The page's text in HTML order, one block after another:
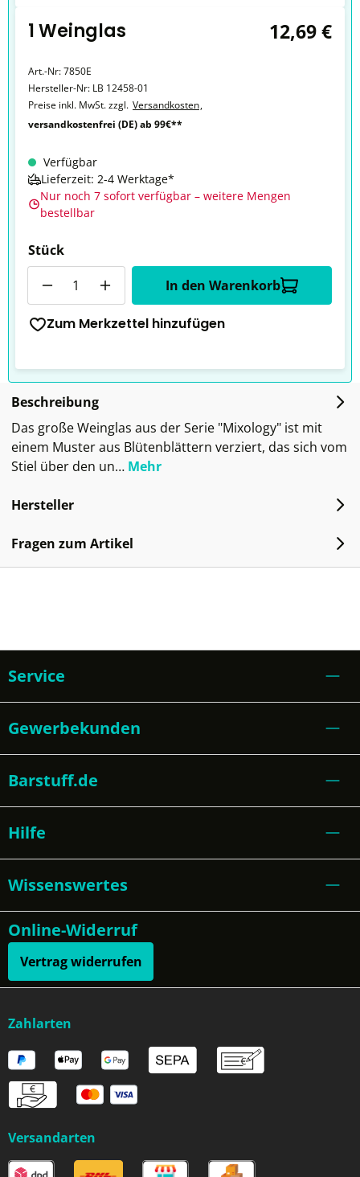
1 Weinglas 12,69 €
Art.-Nr:7850E
Hersteller-Nr: LB 12458-01
Preise inkl. MwSt. zzgl. Versandkosten,
versandkostenfrei (DE) ab 99€**
Verfügbar
Lieferzeit: 2-4 Werktage*
Nur noch 7 sofort verfügbar – weitere Mengen
bestellbar
Stück
In den Warenkorb
Zum Merkzettel hinzufügen
Beschreibung
Das große Weinglas aus der Serie "Mixology" ist mit
einem Muster aus Blütenblättern verziert, das sich vom
Stiel über den un… Mehr
Hersteller
Fragen zum Artikel
Service
Gewerbekunden
Barstuff.de
Hilfe
Wissenswertes
Online-Widerruf
Vertrag widerrufen
Zahlarten
Versandarten